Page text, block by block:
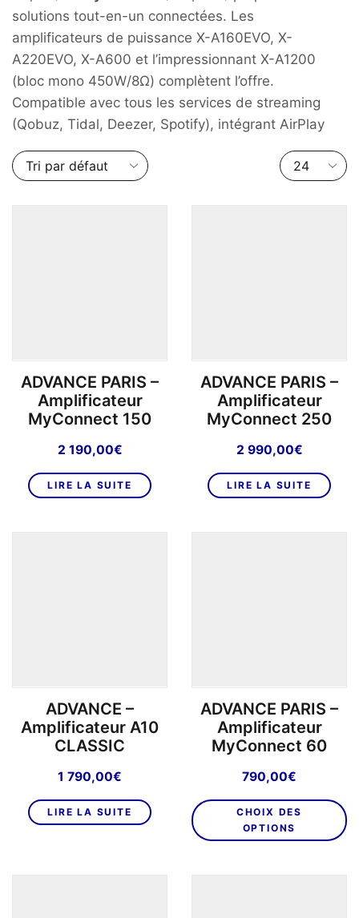
solutions tout-en-un connectées. Les
amplificateurs de puissance X-A160EVO, X-
A220EVO, X-A600 et l’impressionnant X-A1200
(bloc mono 450W/8Ω) complètent l’offre.
Compatible avec tous les services de streaming
(Qobuz, Tidal, Deezer, Spotify), intégrant AirPlay
Nombre
de
ADVANCE PARIS –
Amplificateur
MyConnect 150
2 190,00€
LIRE LA SUITE
ADVANCE PARIS –
Amplificateur
MyConnect 250
2 990,00€
LIRE LA SUITE
ADVANCE –
Amplificateur A10
CLASSIC
1 790,00€
LIRE LA SUITE
ADVANCE PARIS –
Amplificateur
MyConnect 60
790,00€
CHOIX DES
OPTIONS